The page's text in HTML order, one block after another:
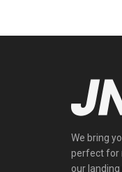
We bring
perfect for
our